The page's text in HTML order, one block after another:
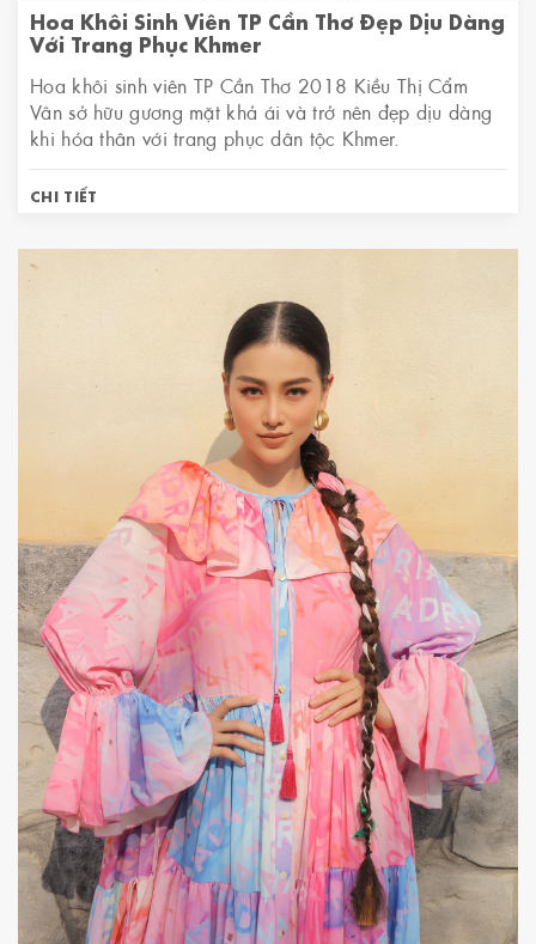
Hoa Khôi Sinh Viên TP Cần Thơ Đẹp Dịu Dàng
Với Trang Phục Khmer
Hoa khôi sinh viên TP Cần Thơ 2018 Kiều Thị Cẩm
Vân sở hữu gương mặt khả ái và trở nên đẹp dịu dàng
khi hóa thân với trang phục dân tộc Khmer.
CHI TIẾT